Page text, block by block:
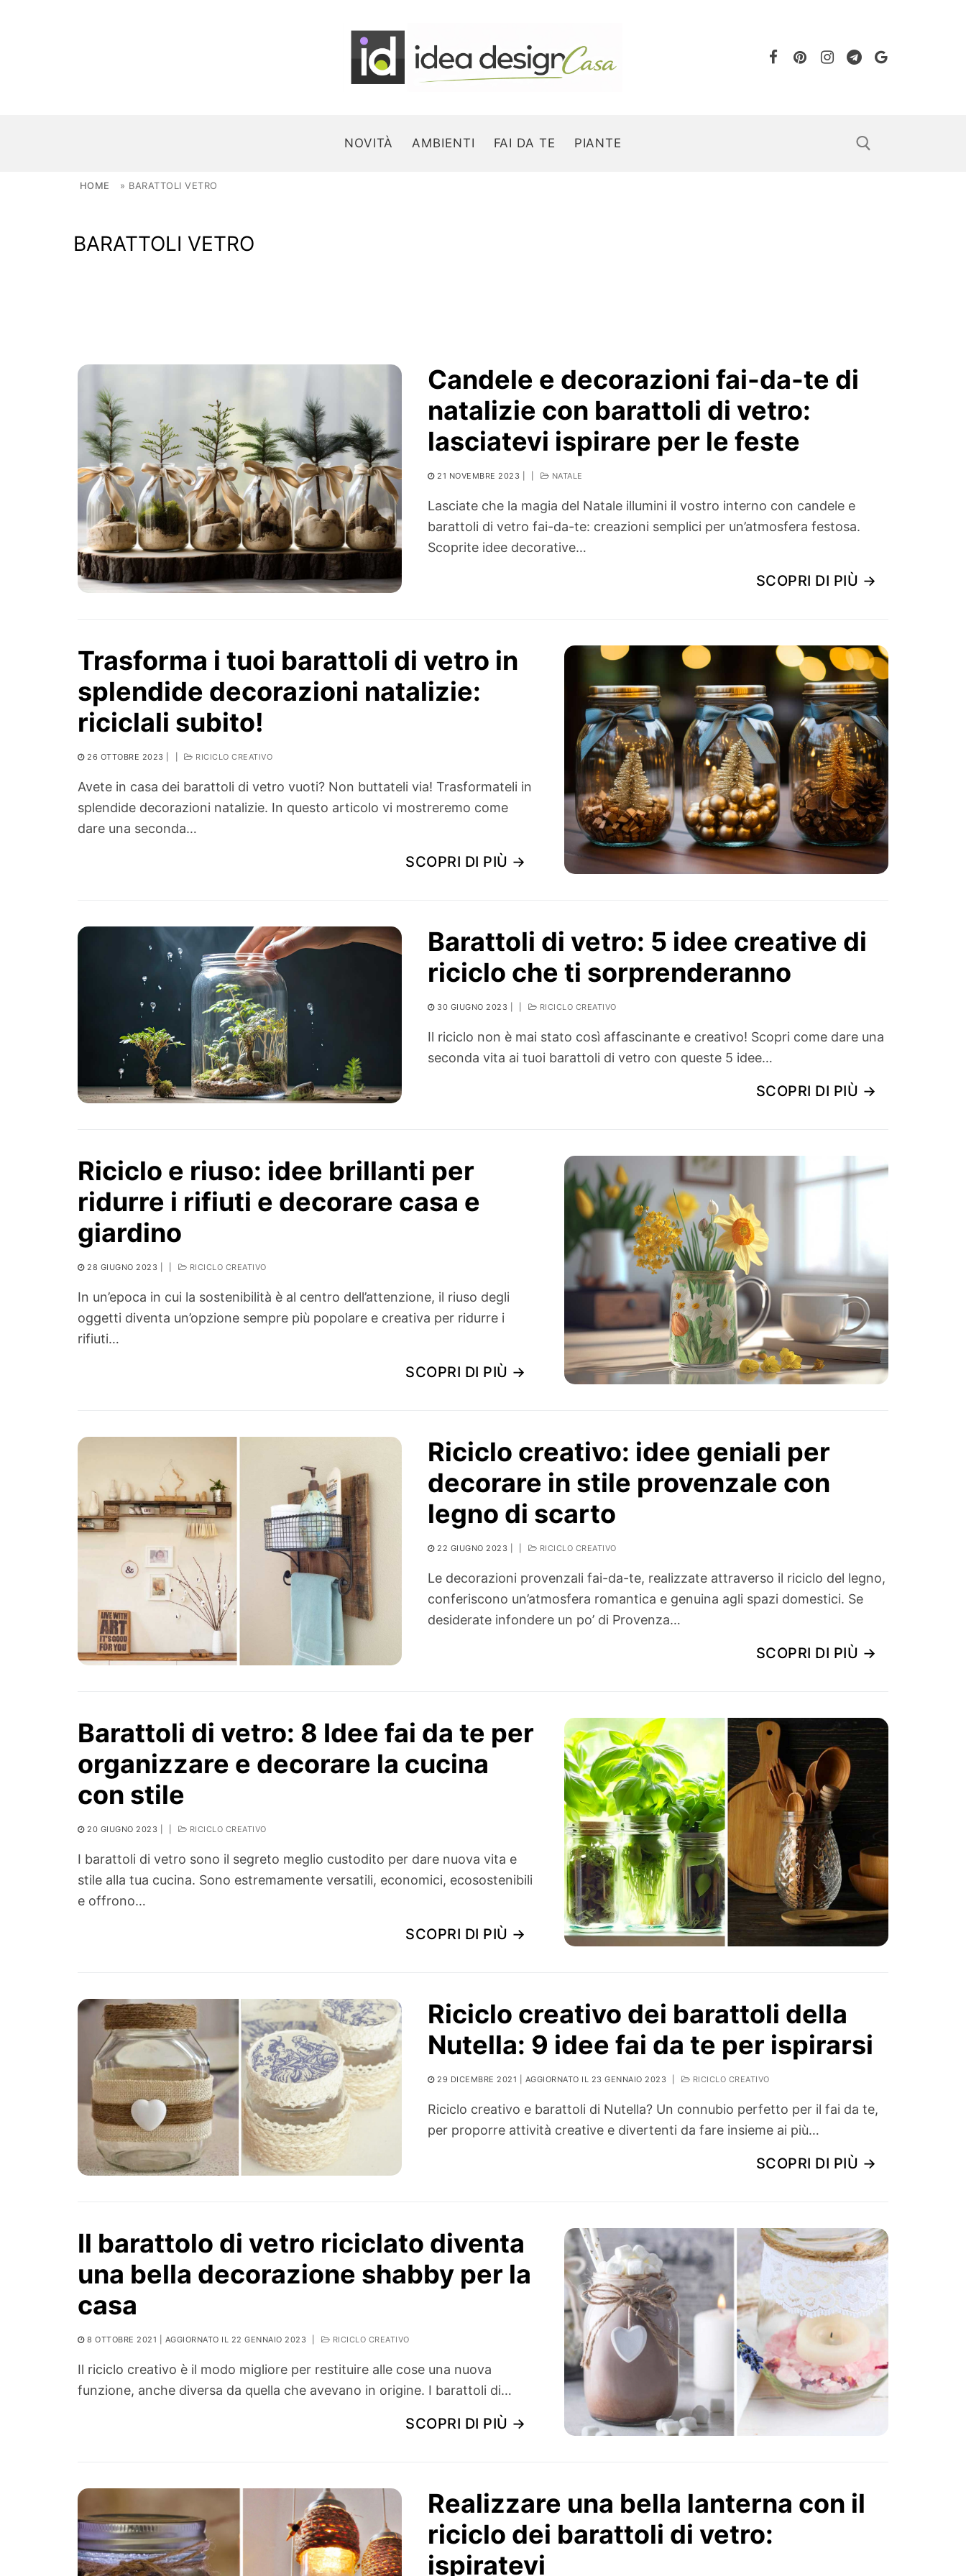
NOVITÀ AMBIENTI FAI DA TE PIANTE
NOVITÀ
HOME » BARATTOLI VETRO
BARATTOLI VETRO
Candele e decorazioni fai-da-te di
natalizie con barattoli di vetro:
lasciatevi ispirare per le feste
21 NOVEMBRE 2023 NATALE
Lasciate che la magia del Natale illumini il vostro interno con candele e
barattoli di vetro fai-da-te: creazioni semplici per un’atmosfera festosa.
Scoprite idee decorative…
SCOPRI DI PIÙ →
Trasforma i tuoi barattoli di vetro in
splendide decorazioni natalizie:
riciclali subito!
26 OTTOBRE 2023 RICICLO CREATIVO
Avete in casa dei barattoli di vetro vuoti? Non buttateli via! Trasformateli in
splendide decorazioni natalizie. In questo articolo vi mostreremo come
dare una seconda…
SCOPRI DI PIÙ →
Barattoli di vetro: 5 idee creative di
riciclo che ti sorprenderanno
30 GIUGNO 2023 RICICLO CREATIVO
Il riciclo non è mai stato così affascinante e creativo! Scopri come dare una
seconda vita ai tuoi barattoli di vetro con queste 5 idee…
SCOPRI DI PIÙ →
Riciclo e riuso: idee brillanti per
ridurre i rifiuti e decorare casa e
giardino
28 GIUGNO 2023 RICICLO CREATIVO
In un’epoca in cui la sostenibilità è al centro dell’attenzione, il riuso degli
oggetti diventa un’opzione sempre più popolare e creativa per ridurre i
rifiuti…
SCOPRI DI PIÙ →
Riciclo creativo: idee geniali per
decorare in stile provenzale con
legno di scarto
22 GIUGNO 2023 RICICLO CREATIVO
Le decorazioni provenzali fai-da-te, realizzate attraverso il riciclo del legno,
conferiscono un’atmosfera romantica e genuina agli spazi domestici. Se
desiderate infondere un po’ di Provenza…
SCOPRI DI PIÙ →
Barattoli di vetro: 8 Idee fai da te per
organizzare e decorare la cucina
con stile
20 GIUGNO 2023 RICICLO CREATIVO
I barattoli di vetro sono il segreto meglio custodito per dare nuova vita e
stile alla tua cucina. Sono estremamente versatili, economici, ecosostenibili
e offrono…
SCOPRI DI PIÙ →
Riciclo creativo dei barattoli della
Nutella: 9 idee fai da te per ispirarsi
29 DICEMBRE 2021 | AGGIORNATO IL 23 GENNAIO 2023 RICICLO CREATIVO
Riciclo creativo e barattoli di Nutella? Un connubio perfetto per il fai da te,
per proporre attività creative e divertenti da fare insieme ai più…
SCOPRI DI PIÙ →
Il barattolo di vetro riciclato diventa
una bella decorazione shabby per la
casa
8 OTTOBRE 2021 | AGGIORNATO IL 22 GENNAIO 2023 RICICLO CREATIVO
Il riciclo creativo è il modo migliore per restituire alle cose una nuova
funzione, anche diversa da quella che avevano in origine. I barattoli di…
SCOPRI DI PIÙ →
Realizzare una bella lanterna con il
riciclo dei barattoli di vetro:
ispiratevi